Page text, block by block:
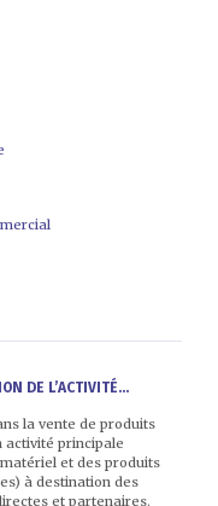
DE L’ACTIVITÉ...
la vente de produits
activité principale
et des produits
à destination des
et partenaires.